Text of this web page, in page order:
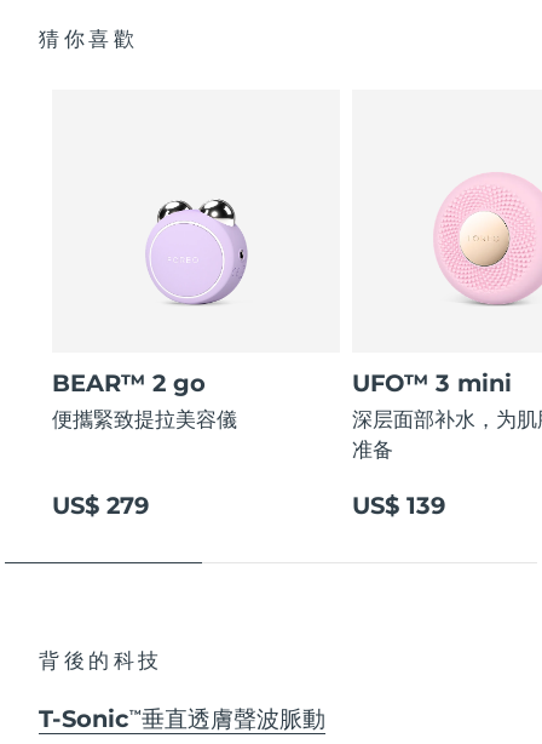
猜你喜歡
BEAR™ 2 go
便攜緊致提拉美容儀
US$ 279
UFO™ 3 mini
深层面部补水，为
准备
US$ 139
背後的科技
T-SonicTM 垂直透膚聲波脈動